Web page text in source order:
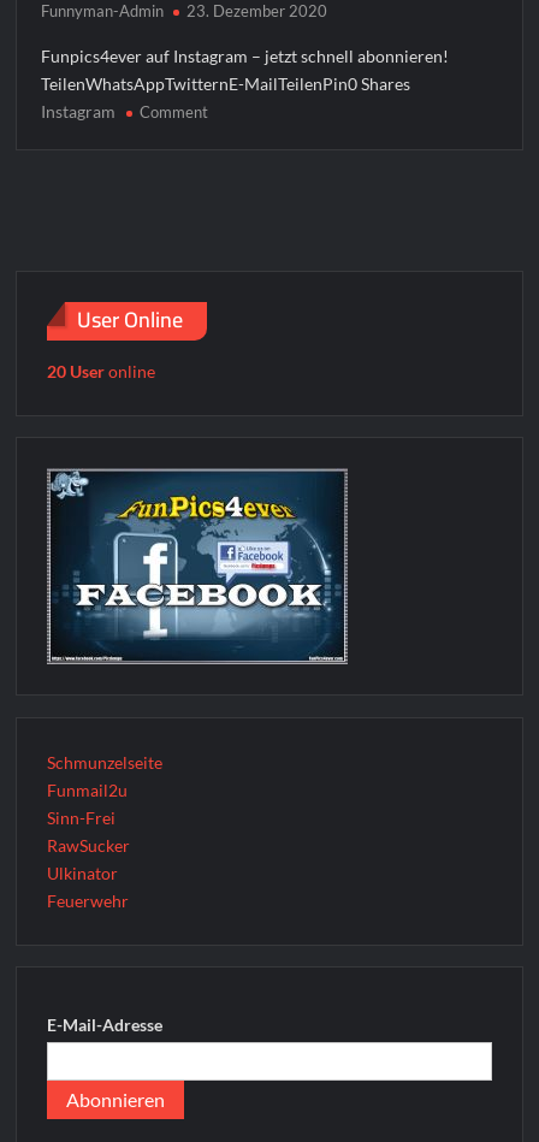
Funnyman-Admin 23. Dezember 2020
Funpics4ever auf Instagram – jetzt schnell abonnieren!
TeilenWhatsAppTwitternE-MailTeilenPin0 Shares
Instagram
Commenton
User Online
20 Useronline
Schmunzelseite
Funmail2u
Sinn-Frei
RawSucker
Ulkinator
Feuerwehr
E-Mail-Adresse